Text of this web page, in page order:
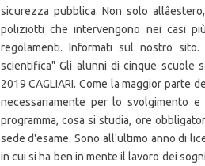
sicurezza pubblica. Non solo
poliziotti che intervengono nei casi
regolamenti. Informati sul nostro
scientifica" Gli alunni di cinque scuole
2019 CAGLIARI. Come la maggior parte
necessariamente per lo svolgimento
programma, cosa si studia, ore
sede d'esame. Sono all'ultimo anno di
in cui si ha ben in mente il lavoro dei